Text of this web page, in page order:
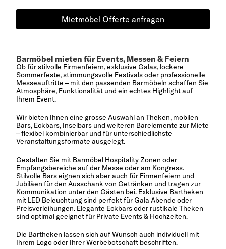
Mietmöbel Offerte anfragen
Barmöbel mieten für Events, Messen & Feiern
Ob für stilvolle Firmenfeiern, exklusive Galas, lockere
Sommerfeste, stimmungsvolle Festivals oder professionelle
Messeauftritte – mit den passenden Barmöbeln schaffen Sie
Atmosphäre, Funktionalität und ein echtes Highlight auf
Ihrem Event.
Wir bieten Ihnen eine grosse Auswahl an Theken, mobilen
Bars, Eckbars, Inselbars und weiteren Barelemente zur Miete
– flexibel kombinierbar und für unterschiedlichste
Veranstaltungsformate ausgelegt.
Gestalten Sie mit Barmöbel Hospitality Zonen oder
Empfangsbereiche auf der Messe oder am Kongress.
Stilvolle Bars eignen sich aber auch für Firmenfeiern und
Jubiläen für den Ausschank von Getränken und tragen zur
Kommunikation unter den Gästen bei. Exklusive Bartheken
mit LED Beleuchtung sind perfekt für Gala Abende oder
Preisverleihungen. Elegante Eckbars oder rustikale Theken
sind optimal geeignet für Private Events & Hochzeiten.
Die Bartheken lassen sich auf Wunsch auch individuell mit
Ihrem Logo oder Ihrer Werbebotschaft beschriften.